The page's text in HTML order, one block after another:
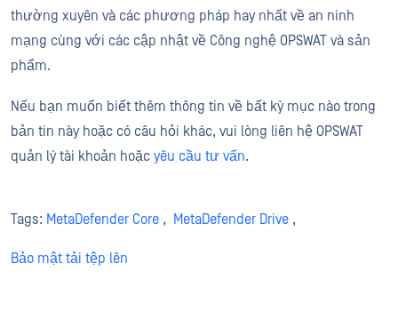
thường xuyên và các phương pháp hay nhất về an ninh
mạng cùng với các cập nhật về Công nghệ OPSWAT và sản
phẩm.
Nếu bạn muốn biết thêm thông tin về bất kỳ mục nào trong
bản tin này hoặc có câu hỏi khác, vui lòng liên hệ OPSWAT
quản lý tài khoản hoặc yêu cầu tư vấn.
Tags: MetaDefender Core , MetaDefender Drive ,
Bảo mật tải tệp lên